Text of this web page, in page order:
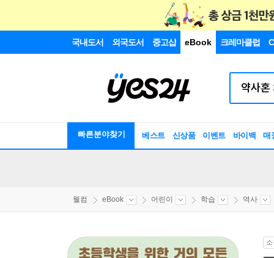
국내도서 외국도서 중고샵 eBook 크레마클럽
빠른분야찾기 베스트 신상품 이벤트 바이백 매
웰컴 eBook 어린이 학습 역사